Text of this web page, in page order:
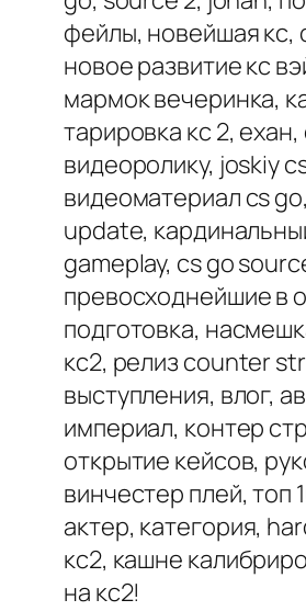
фейлы, новейшая кс,
новое развитие кс
мармок вечеринка,
тарировка кс 2,
видеоролику, joskiy
видеоматериал cs
update,
gameplay, cs go
превосходнейшие в
подготовка,
кс2, релиз counter
выступления, влог,
империал, контер
открытие кейсов,
винчестер плей, топ
актер, категория,
кс2, кашне
на кс2!